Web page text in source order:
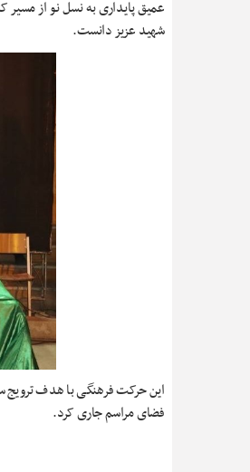
عمیق پایداری به نسل نو از
شهید عزیز دانست.
این حرکت فرهنگی با هدف ترویج
فضای مراسم جاری کرد.